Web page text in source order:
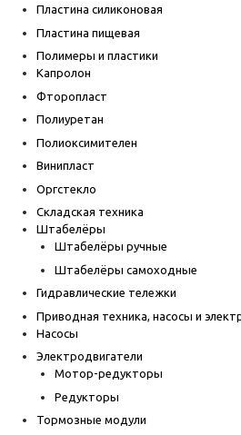
Пластина силиконовая
Пластина пищевая
Полимеры и пластики
Капролон
Фторопласт
Полиуретан
Полиоксимителен
Винипласт
Оргстекло
Складская техника
Штабелёры
Штабелёры ручные
Штабелёры самоходные
Гидравлические тележки
Приводная техника, насосы и
Насосы
Электродвигатели
Мотор-редукторы
Редукторы
Тормозные модули